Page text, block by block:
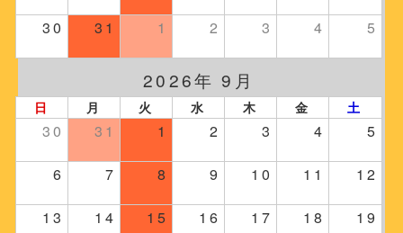
30 31 1 2 3 4 5
2026年 9月
日 月 火 水 木 金 土
30 31 1 2 3 4 5
6 7 8 9 10 11 12
13 14 15 16 17 18 19